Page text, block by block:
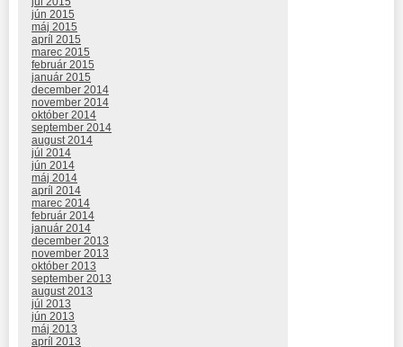
jún 2015
máj 2015
apríl 2015
marec 2015
február 2015
január 2015
december 2014
november 2014
október 2014
september 2014
august 2014
júl 2014
jún 2014
máj 2014
apríl 2014
marec 2014
február 2014
január 2014
december 2013
november 2013
október 2013
september 2013
august 2013
júl 2013
jún 2013
máj 2013
apríl 2013